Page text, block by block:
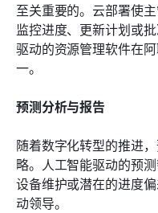
至关重要的。云部署使
监控进度、更新计划或
驱动的资源管理软件在
一。
预测分析与报告
随着数字化转型的推进
略。人工智能驱动的预
设备维护或潜在的进度
动领导。